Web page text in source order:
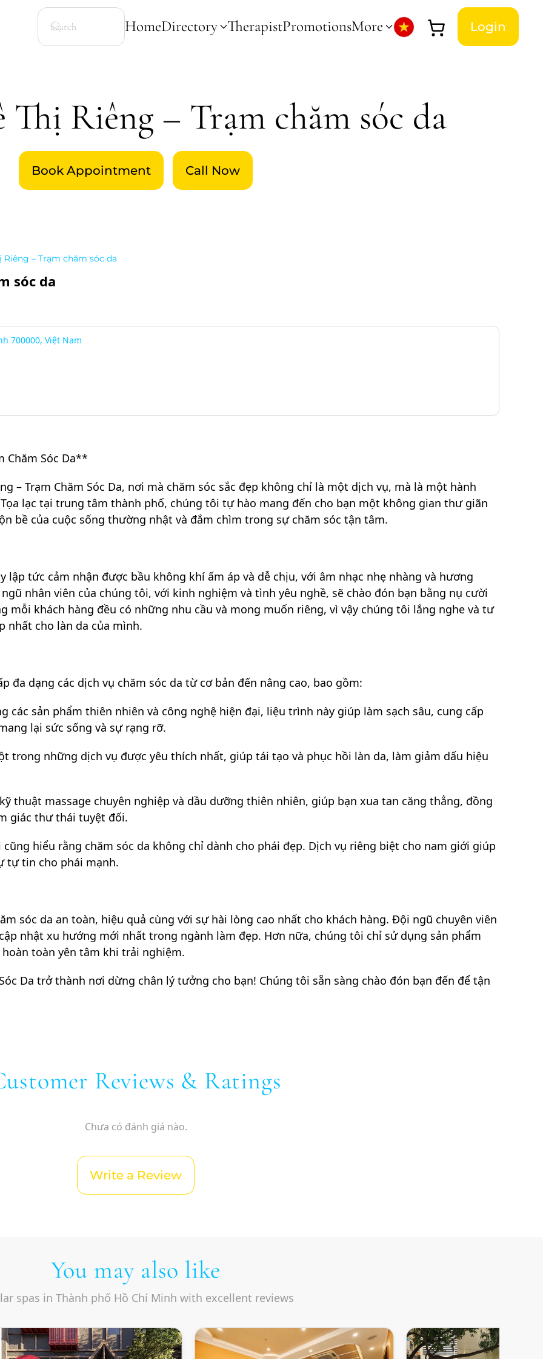
HomeDirectory TherapistPromotionsMore Login
Thị Riêng – Trạm chăm sóc da
Book Appointment Call Now
Riêng – Trạm chăm sóc da
sóc da
700000, Việt Nam
Chăm Sóc Da**
– Trạm Chăm Sóc Da, nơi mà chăm sóc sắc đẹp không chỉ là một dịch vụ, mà là một hành
lạc tại trung tâm thành phố, chúng tôi tự hào mang đến cho bạn một không gian thư giãn
bề của cuộc sống thường nhật và đắm chìm trong sự chăm sóc tận tâm.
lập tức cảm nhận được bầu không khí ấm áp và dễ chịu, với âm nhạc nhẹ nhàng và hương
nhân viên của chúng tôi, với kinh nghiệm và tình yêu nghề, sẽ chào đón bạn bằng nụ cười
mỗi khách hàng đều có những nhu cầu và mong muốn riêng, vì vậy chúng tôi lắng nghe và tư
nhất cho làn da của mình.
đa dạng các dịch vụ chăm sóc da từ cơ bản đến nâng cao, bao gồm:
các sản phẩm thiên nhiên và công nghệ hiện đại, liệu trình này giúp làm sạch sâu, cung cấp
lại sức sống và sự rạng rỡ.
trong những dịch vụ được yêu thích nhất, giúp tái tạo và phục hồi làn da, làm giảm dấu hiệu
thuật massage chuyên nghiệp và dầu dưỡng thiên nhiên, giúp bạn xua tan căng thẳng, đồng
giác thư thái tuyệt đối.
hiểu rằng chăm sóc da không chỉ dành cho phái đẹp. Dịch vụ riêng biệt cho nam giới giúp
tự tin cho phái mạnh.
sóc da an toàn, hiệu quả cùng với sự hài lòng cao nhất cho khách hàng. Đội ngũ chuyên viên
nhật xu hướng mới nhất trong ngành làm đẹp. Hơn nữa, chúng tôi chỉ sử dụng sản phẩm
toàn yên tâm khi trải nghiệm.
Da trở thành nơi dừng chân lý tưởng cho bạn! Chúng tôi sẵn sàng chào đón bạn đến để tận
Reviews & Ratings
Chưa có đánh giá nào.
Write a Review
You may also like
spas in Thành phố Hồ Chí Minh with excellent reviews